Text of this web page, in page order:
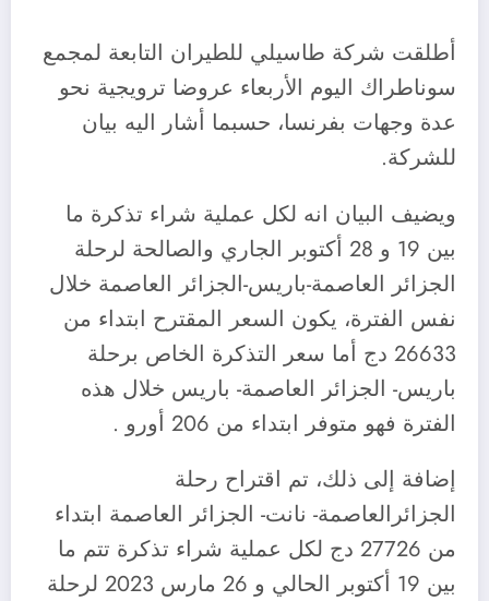
أطلقت شركة طاسيلي للطيران التابعة لمجمع
سوناطراك اليوم الأربعاء عروضا ترويجية نحو
عدة وجهات بفرنسا، حسبما أشار اليه بيان
للشركة.
ويضيف البيان انه لكل عملية شراء تذكرة ما
بين 19 و 28 أكتوبر الجاري والصالحة لرحلة
الجزائر العاصمة-باريس-الجزائر العاصمة خلال
نفس الفترة، يكون السعر المقترح ابتداء من
26633 دج أما سعر التذكرة الخاص برحلة
باريس- الجزائر العاصمة- باريس خلال هذه
الفترة فهو متوفر ابتداء من 206 أورو .
إضافة إلى ذلك، تم اقتراح رحلة
الجزائرالعاصمة- نانت- الجزائر العاصمة ابتداء
من 27726 دج لكل عملية شراء تذكرة تتم ما
بين 19 أكتوبر الحالي و 26 مارس 2023 لرحلة